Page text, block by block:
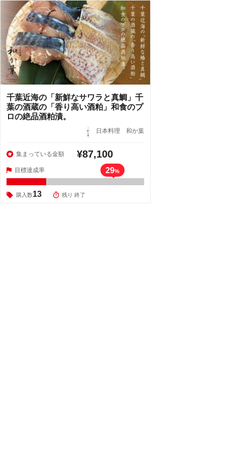
千葉近海の「新鮮なサワラと真鯛」千
葉の酒蔵の「香り高い酒粕」和食のプ
ロの絶品酒粕漬。
日本料理 和か葉
集まっている金額 ¥87,100
目標達成率 29%
購入数13 残り 終了